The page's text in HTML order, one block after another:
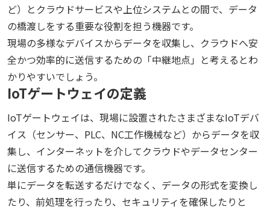
ど）とクラウドサービスや上位システムとの間で、データ
の橋渡しをする重要な役割を担う機器です。
現場の多様なデバイスからデータを収集し、クラウドへ安
全かつ効率的に送信するための「中継地点」と考えるとわ
かりやすいでしょう。
IoTゲートウェイの定義
IoTゲートウェイは、現場に設置されたさまざまなIoTデバ
イス（センサー、PLC、NC工作機械など）からデータを収
集し、インターネットを介してクラウドやデータセンター
に送信するための通信機器です。
単にデータを転送するだけでなく、データの形式を変換し
たり、前処理を行ったり、セキュリティを確保したりと